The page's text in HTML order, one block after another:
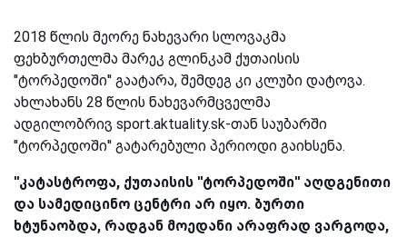
2018 წლის მეორე ნახევარი სლოვაკმა
ფეხბურთელმა მარეკ გლინკამ ქუთაისის
''ტორპედოში'' გაატარა, შემდეგ კი კლუბი დატოვა.
ახლახანს 28 წლის ნახევარმცველმა
ადგილობრივ sport.aktuality.sk-თან საუბარში
''ტორპედოში'' გატარებული პერიოდი გაიხსენა.
''კატასტროფა, ქუთაისის ''ტორპედოში'' აღდგენითი
და სამედიცინო ცენტრი არ იყო. ბურთი
ხტუნაობდა, რადგან მოედანი არაფრად ვარგოდა,